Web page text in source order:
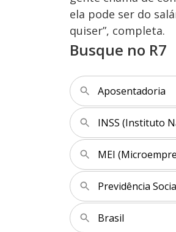
ela pode ser do
quiser”, completa.
Busque no R7
Aposentadoria
INSS (Instituto
MEI
Previdência
Brasil